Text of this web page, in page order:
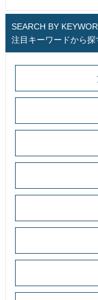
SEARCH BY
注目キーワードから探